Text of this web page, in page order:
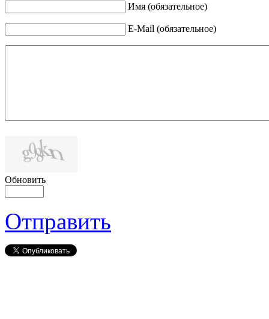
Имя (обязательное)
E-Mail (обязательное)
Обновить
Отправить